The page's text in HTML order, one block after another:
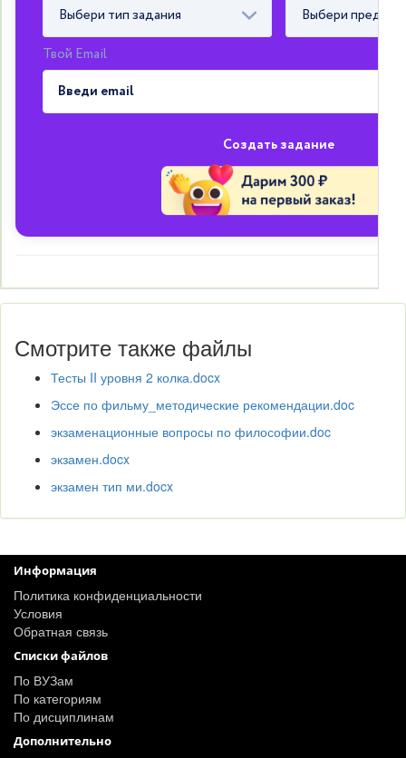
Выбери тип задания
Выбери предмет
Твой Email
Создать задание
Смотрите также файлы
Тесты II уровня 2 колка.docx
Эссе по фильму_методические рекомендации.doc
экзаменационные вопросы по философии.doc
экзамен.docx
экзамен тип ми.docx
Информация
Политика конфиденциальности
Условия
Обратная связь
Списки файлов
По ВУЗам
По категориям
По дисциплинам
Дополнительно